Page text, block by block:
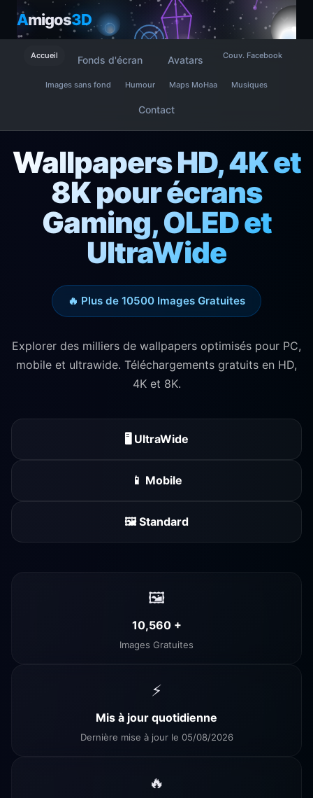
Amigos3D
Accueil Fonds d'écran Avatars Couv. Facebook
Images sans fond Humour Maps MoHaa Musiques
Contact
Wallpapers HD, 4K et
8K pour écrans
Gaming, OLED et
UltraWide
🔥 Plus de 10500 Images Gratuites
Explorer des milliers de wallpapers optimisés pour PC,
mobile et ultrawide. Téléchargements gratuits en HD,
4K et 8K.
🖥️ UltraWide
📱 Mobile
🖼️ Standard
🖼️
10,560 +
Images Gratuites
⚡
Mis à jour quotidienne
Dernière mise à jour le 05/08/2026
🔥